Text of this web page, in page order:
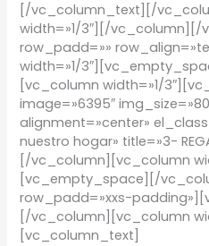
[/vc_column_text][/
width=»1/3″][/
row_padd=»»
width=»1/
[vc_column width=»1/
image=»6395″
alignment=»center»
nuestro hogar» title=»3-
[/vc_column][vc_column
[vc_empty_space][/
row_padd=»xxs-
[/vc_column][vc_column
[vc_column_text]